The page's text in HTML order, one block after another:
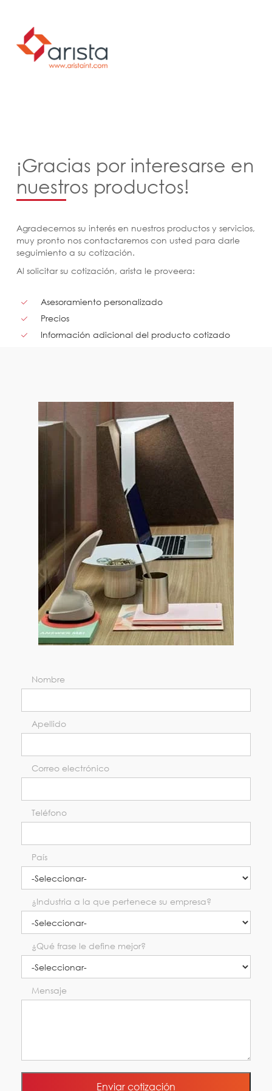
¡Gracias por interesarse en
nuestros productos!
Agradecemos su interés en nuestros productos y servicios,
muy pronto nos contactaremos con usted para darle
seguimiento a su cotización.
Al solicitar su cotización, arista le proveera:
Asesoramiento personalizado
Precios
Información adicional del producto cotizado
Nombre
Apellido
Correo electrónico
Teléfono
País
¿Industria a la que pertenece su empresa?
¿Qué frase le define mejor?
Mensaje